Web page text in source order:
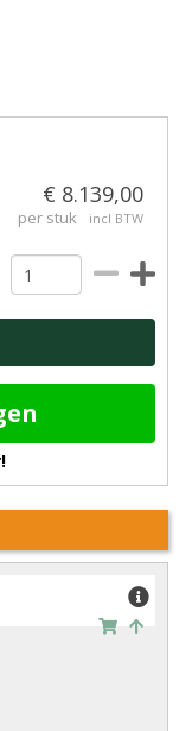
€ 8.139,00
per stuk incl BTW